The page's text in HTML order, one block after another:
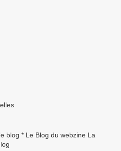
blog * Le Blog du webzine La